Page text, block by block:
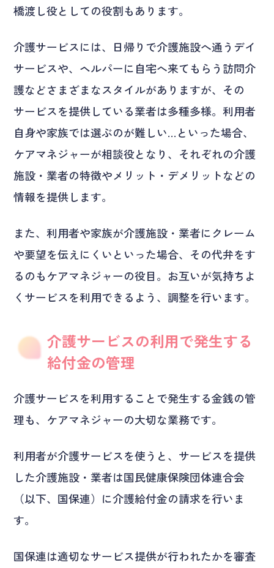
橋渡し役としての役割もあります。
介護サービスには、日帰りで介護施設へ通うデイ
サービスや、ヘルパーに自宅へ来てもらう訪問介
護などさまざまなスタイルがありますが、その
サービスを提供している業者は多種多様。利用者
自身や家族では選ぶのが難しい…といった場合、
ケアマネジャーが相談役となり、それぞれの介護
施設・業者の特徴やメリット・デメリットなどの
情報を提供します。
また、利用者や家族が介護施設・業者にクレーム
や要望を伝えにくいといった場合、その代弁をす
るのもケアマネジャーの役目。お互いが気持ちよ
くサービスを利用できるよう、調整を行います。
介護サービスの利用で発生する
給付金の管理
介護サービスを利用することで発生する金銭の管
理も、ケアマネジャーの大切な業務です。
利用者が介護サービスを使うと、サービスを提供
した介護施設・業者は国民健康保険団体連合会
（以下、国保連）に介護給付金の請求を行いま
す。
国保連は適切なサービス提供が行われたかを審査